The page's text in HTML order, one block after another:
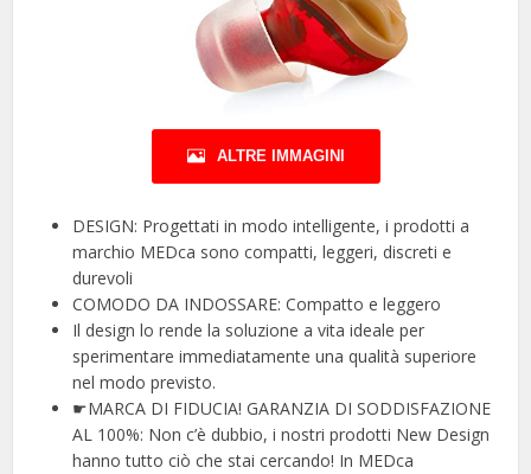
ALTRE IMMAGINI
DESIGN: Progettati in modo intelligente, i prodotti a
marchio MEDca sono compatti, leggeri, discreti e
durevoli
COMODO DA INDOSSARE: Compatto e leggero
Il design lo rende la soluzione a vita ideale per
sperimentare immediatamente una qualità superiore
nel modo previsto.
☛MARCA DI FIDUCIA! GARANZIA DI SODDISFAZIONE
AL 100%: Non c’è dubbio, i nostri prodotti New Design
hanno tutto ciò che stai cercando! In MEDca